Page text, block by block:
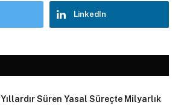
LinkedIn
Yıllardır Süren Yasal Süreçte Milyarlık